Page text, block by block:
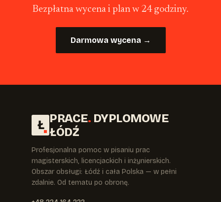
Bezpłatna wycena i plan w 24 godziny.
Darmowa wycena →
Ł PRACE. DYPLOMOWE
ŁÓDŹ
Profesjonalna pomoc w pisaniu prac
magisterskich, licencjackich i inżynierskich.
Obszar obsługi: Łódź i cała Polska — w pełni
zdalnie. Od tematu po obronę.